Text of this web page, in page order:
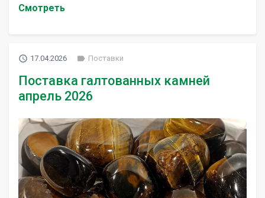
Cмотреть
access_time 17.04.2026 label Поставки
Поставка галтованных камней
апрель 2026